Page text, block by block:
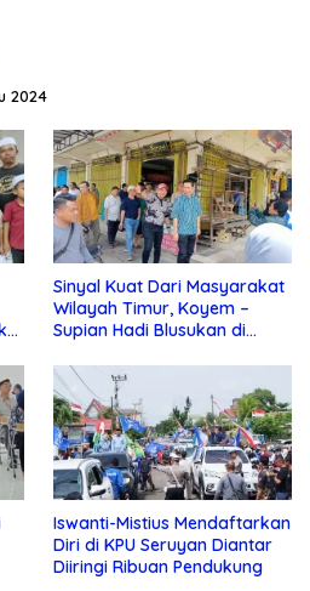
2024
Sinyal Kuat Dari Masyarakat
Wilayah Timur, Koyem –
Supian Hadi Blusukan di
Iswanti-Mistius Mendaftarkan
Diri di KPU Seruyan Diantar
Diiringi Ribuan Pendukung